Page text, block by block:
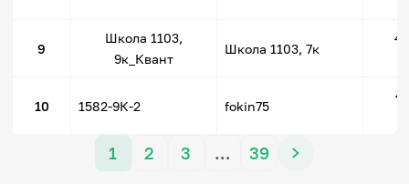
9
Школа 1103,
9к_Квант
Школа 1103, 7к
10 1582-9К-2 fokin75
1 2 3 … 39